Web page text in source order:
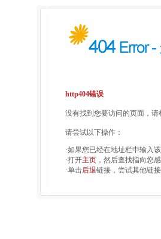
http404错误
没有找到您要访问的页面，
请尝试以下操作：
·如果您已经在地址栏中输入
·打开主页 ，然后查找指向您
·单击后退链接，尝试其他链